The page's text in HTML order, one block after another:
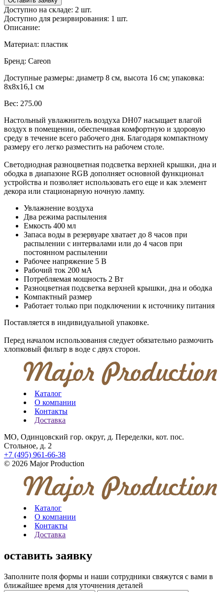
Доступно на складе: 2 шт.
Доступно для резирвирования: 1 шт.
Описание:
Материал: пластик
Бренд: Careon
Доступные размеры: диаметр 8 см, высота 16 см; упаковка:
8x8x16,1 см
Вес: 275.00
Настольный увлажнитель воздуха DH07 насыщает влагой
воздух в помещении, обеспечивая комфортную и здоровую
среду в течение всего рабочего дня. Благодаря компактному
размеру его легко разместить на рабочем столе.
Светодиодная разноцветная подсветка верхней крышки, дна и
ободка в диапазоне RGB дополняет основной функционал
устройства и позволяет использовать его еще и как элемент
декора или стационарную ночную лампу.
Увлажнение воздуха
Два режима распыления
Емкость 400 мл
Запаса воды в резервуаре хватает до 8 часов при
распылении с интервалами или до 4 часов при
постоянном распылении
Рабочее напряжение 5 В
Рабочий ток 200 мА
Потребляемая мощность 2 Вт
Разноцветная подсветка верхней крышки, дна и ободка
Компактный размер
Работает только при подключении к источнику питания
Поставляется в индивидуальной упаковке.
Перед началом использования следует обязательно размочить
хлопковый фильтр в воде с двух сторон.
Каталог
О компании
Контакты
Доставка
МО, Одинцовский гор. округ, д. Переделки, кот. пос.
Стольное, д. 2
+7 (495) 961-66-38
© 2026 Major Production
Каталог
О компании
Контакты
Доставка
оставить заявку
Заполните поля формы и наши сотрудники свяжутся с вами в
ближайшее время для уточнения деталей